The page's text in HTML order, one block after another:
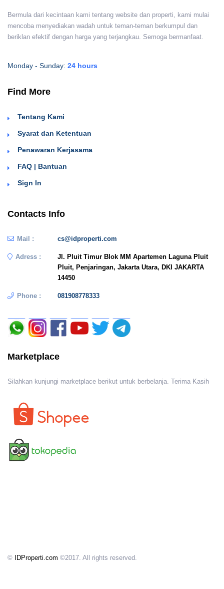
Bermula dari kecintaan kami tentang website dan properti, kami mulai
mencoba menyediakan wadah untuk teman-teman berkumpul dan
beriklan efektif dengan harga yang terjangkau. Semoga bermanfaat.
Monday - Sunday: 24 hours
Find More
Tentang Kami
Syarat dan Ketentuan
Penawaran Kerjasama
FAQ | Bantuan
Sign In
Contacts Info
Mail : cs@idproperti.com
Adress :
Jl. Pluit Timur Blok MM Apartemen Laguna Pluit
Pluit, Penjaringan, Jakarta Utara, DKI JAKARTA
14450
Phone : 081908778333
Marketplace
Silahkan kunjungi marketplace berikut untuk berbelanja. Terima Kasih
© IDProperti.com ©2017. All rights reserved.